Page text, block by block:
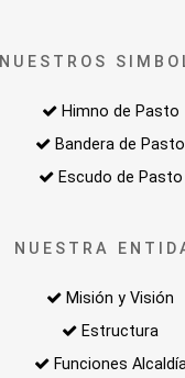
NUESTROS
Himno de Pasto
Bandera de Pasto
Escudo de Pasto
NUESTRA
Misión y Visión
Estructura
Funciones